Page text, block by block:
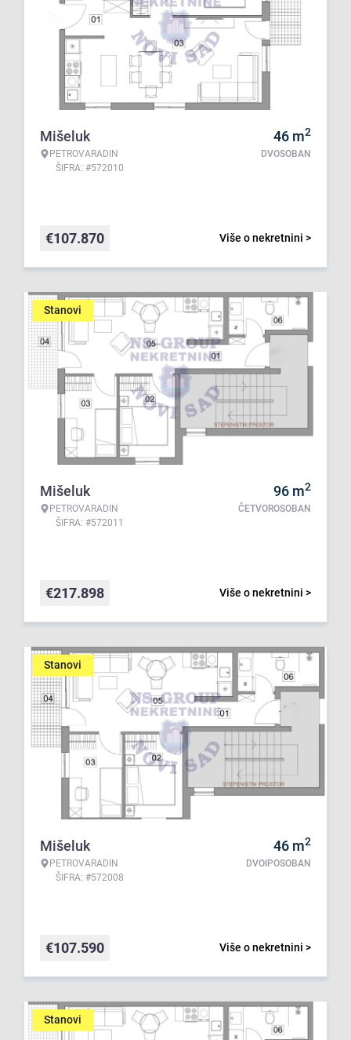
Mišeluk
PETROVARADIN
ŠIFRA: #572010
46 m2
DVOSOBAN
Više o nekretnini >
€107.870
Stanovi
Mišeluk
PETROVARADIN
ŠIFRA: #572011
96 m2
ČETVOROSOBAN
Više o nekretnini >
€217.898
Stanovi
Mišeluk
PETROVARADIN
ŠIFRA: #572008
46 m2
DVOIPOSOBAN
Više o nekretnini >
€107.590
Stanovi